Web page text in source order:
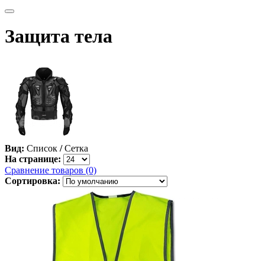
Защита тела
Вид: Список / Сетка
На странице:
Сравнение товаров (0)
Сортировка: